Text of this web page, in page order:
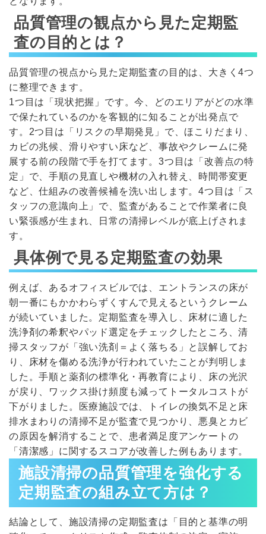
品質管理の観点から見た定期監
査の目的とは？
品質管理の視点から見た定期監査の目的は、大きく4つ
に整理できます。
1つ目は「現状把握」です。今、どのエリアがどの水準
で保たれているのかを客観的に知ることが出発点で
す。2つ目は「リスクの早期発見」で、ほこりだまり、
カビの兆候、滑りやすい床など、事故やクレームに発
展する前の段階で手を打てます。3つ目は「改善点の特
定」で、手順の見直しや機材の入れ替え、時間帯変更
など、仕組みの改善候補を洗い出します。4つ目は「ス
タッフの意識向上」で、監査があることで作業者に良
い緊張感が生まれ、日常の清掃レベルが底上げされま
す。
具体例で見る定期監査の効果
例えば、あるオフィスビルでは、エントランスの床が
朝一番にもかかわらずくすんで見えるというクレーム
が続いていました。定期監査を導入し、床材に適した
洗浄剤の希釈やパッド選定をチェックしたところ、清
掃スタッフが「強い洗剤＝よく落ちる」と誤解してお
り、床材を傷める洗浄が行われていたことが判明しま
した。手順と薬剤の標準化・再教育により、床の光沢
が戻り、ワックス掛け頻度も減ってトータルコストが
下がりました。医療施設では、トイレの換気不足と床
排水まわりの清掃不足が監査で見つかり、悪臭とカビ
の原因を解消することで、患者満足度アンケートの
「清潔感」に関するスコアが改善した例もあります。
施設清掃の品質管理を強化する
定期監査の組み立て方は？
結論として、施設清掃の定期監査は「目的と基準の明